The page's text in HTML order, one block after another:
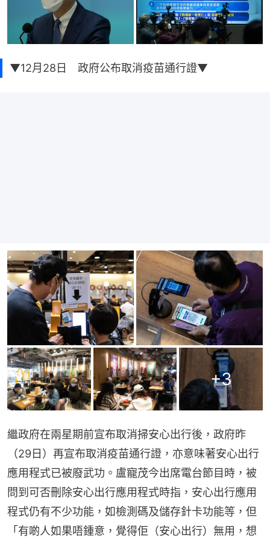
▼12月28日 政府公布取消疫苗通行證▼
+3
繼政府在兩星期前宣布取消掃安心出行後，政府昨
（29日）再宣布取消疫苗通行證，亦意味著安心出行
應用程式已被廢武功。盧寵茂今出席電台節目時，被
問到可否刪除安心出行應用程式時指，安心出行應用
程式仍有不少功能，如檢測碼及儲存針卡功能等，但
「有啲人如果唔鍾意，覺得佢（安心出行）無用，想